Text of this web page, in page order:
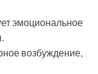
эмоциональное
возбуждение,